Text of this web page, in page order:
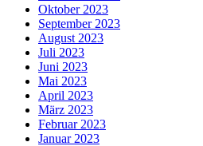
Oktober 2023
September 2023
August 2023
Juli 2023
Juni 2023
Mai 2023
April 2023
März 2023
Februar 2023
Januar 2023